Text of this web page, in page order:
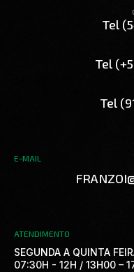
Tel
Tel
Tel
E-MAIL
ATENDIMENTO
SEGUNDA A QUINTA
07:30H - 12H / 13H00 –